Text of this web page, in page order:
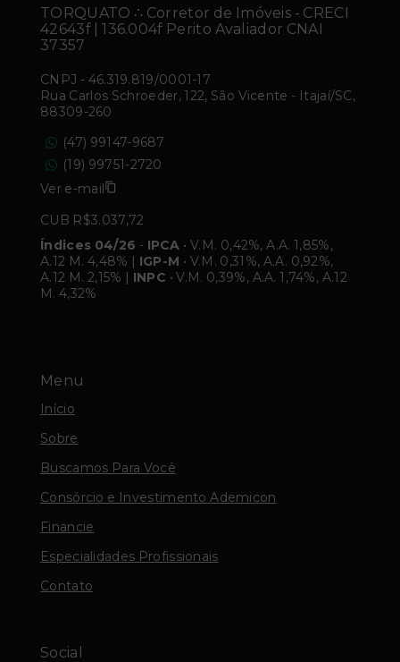
Menu
Início
Sobre
Buscamos Para Você
Consórcio e Investimento Ademicon
Financie
Especialidades Profissionais
Contato
Social
TORQUATO ∴ Corretor de Imóveis - CRECI
42643f | 136.004f Perito Avaliador CNAI
37357
CNPJ - 46.319.819/0001-17
Rua Carlos Schroeder, 122, São Vicente - Itajaí/SC,
88309-260
(47) 99147-9687
(19) 99751-2720
Ver e-mail
CUB R$3.037,72
Índices 04/26 - IPCA • V.M. 0,42%, A.A. 1,85%,
A.12 M. 4,48% | IGP-M • V.M. 0,31%, A.A. 0,92%,
A.12 M. 2,15% | INPC • V.M. 0,39%, A.A. 1,74%, A.12
M. 4,32%